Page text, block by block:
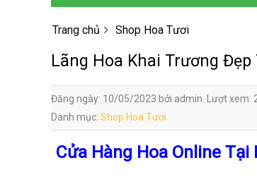
Trang chủ Shop Hoa Tươi
Lãng Hoa Khai Trương
Đăng ngày: 10/05/2023 bởi admin. Lượt xem:
Danh mục: Shop Hoa Tươi
Cửa Hàng Hoa Online